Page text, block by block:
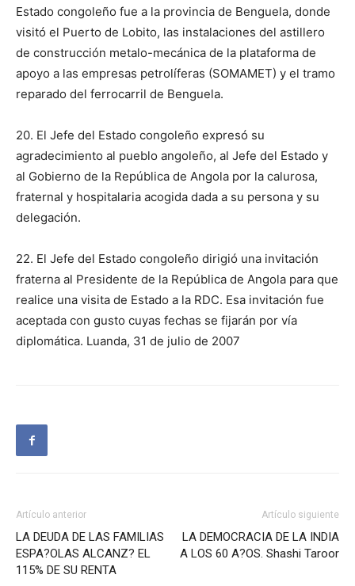
Estado congoleño fue a la provincia de Benguela, donde
visitó el Puerto de Lobito, las instalaciones del astillero
de construcción metalo-mecánica de la plataforma de
apoyo a las empresas petrolíferas (SOMAMET) y el tramo
reparado del ferrocarril de Benguela.
20. El Jefe del Estado congoleño expresó su
agradecimiento al pueblo angoleño, al Jefe del Estado y
al Gobierno de la República de Angola por la calurosa,
fraternal y hospitalaria acogida dada a su persona y su
delegación.
22. El Jefe del Estado congoleño dirigió una invitación
fraterna al Presidente de la República de Angola para que
realice una visita de Estado a la RDC. Esa invitación fue
aceptada con gusto cuyas fechas se fijarán por vía
diplomática. Luanda, 31 de julio de 2007
Artículo anterior
LA DEUDA DE LAS FAMILIAS
ESPA?OLAS ALCANZ? EL
115% DE SU RENTA
Artículo siguiente
LA DEMOCRACIA DE LA INDIA
A LOS 60 A?OS. Shashi Taroor